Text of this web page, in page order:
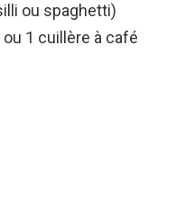
ou spaghetti)
1 cuillère à café